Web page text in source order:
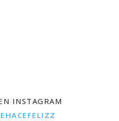
INSTAGRAM